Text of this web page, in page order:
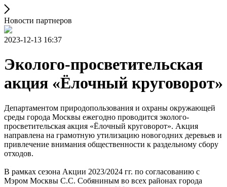
Новости партнеров
2023-12-13 16:37
Эколого-просветительская
акция «Ёлочный круговорот»
Департаментом природопользования и охраны окружающей
среды города Москвы ежегодно проводится эколого-
просветительская акция «Ёлочный круговорот». Акция
направлена на грамотную утилизацию новогодних деревьев и
привлечение внимания общественности к раздельному сбору
отходов.
В рамках сезона Акции 2023/2024 гг. по согласованию с
Мэром Москвы С.С. Собяниным во всех районах города